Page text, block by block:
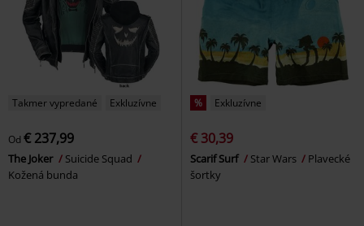
Takmer vypredané Exkluzívne
Od € 237,99
The Joker
Suicide Squad
Kožená bunda
% Exkluzívne
€ 30,39
Scarif Surf Star Wars
Plavecké
šortky